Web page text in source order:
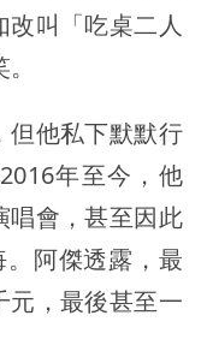
叫「吃桌二人
但他私下默默行
年至今，他
唱會，甚至因此
阿傑透露，最
元，最後甚至一